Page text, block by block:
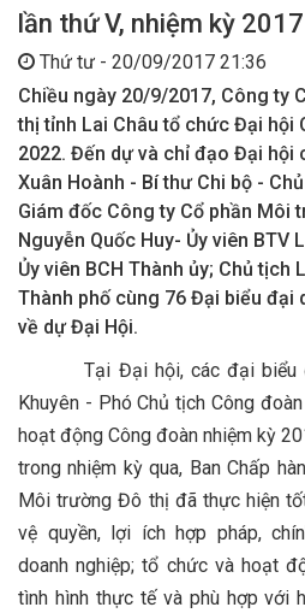
lần thứ V, nhiệm kỳ
Thứ tư - 20/09/2017 21:36
Chiều ngày 20/9/2017, Công ty
thị tỉnh Lai Châu tổ chức Đại hội
2022. Đến dự và chỉ đạo Đại hội
Xuân Hoành - Bí thư Chi bộ -
Giám đốc Công ty Cổ phần Môi
Nguyễn Quốc Huy- Ủy viên BTV
Ủy viên BCH Thành ủy; Chủ tịch
Thành phố cùng 76 Đại biểu đại
về dự Đại Hội.
Tại Đại hội, các đại biểu
Khuyên - Phó Chủ tịch Công
hoạt động Công đoàn nhiệm kỳ
trong nhiệm kỳ qua, Ban Chấp
Môi trường Đô thị đã thực hiện
vệ quyền, lợi ích hợp pháp,
doanh nghiệp; tổ chức và hoạt
tình hình thực tế và phù hợp với